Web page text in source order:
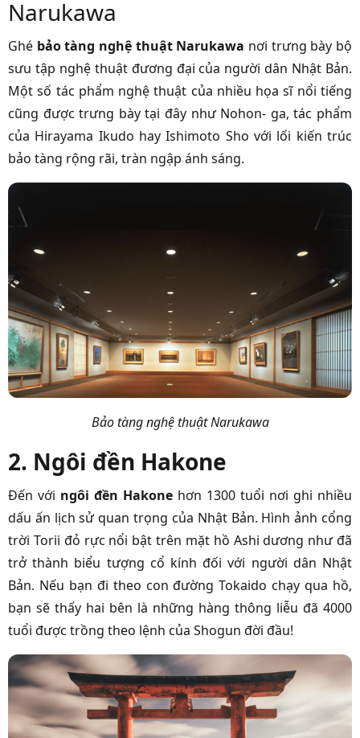
Narukawa
Ghé bảo tàng nghệ thuật Narukawa nơi trưng bày bộ
sưu tập nghệ thuật đương đại của người dân Nhật Bản.
Một số tác phẩm nghệ thuật của nhiều họa sĩ nổi tiếng
cũng được trưng bày tại đây như Nohon- ga, tác phẩm
của Hirayama Ikudo hay Ishimoto Sho với lối kiến trúc
bảo tàng rộng rãi, tràn ngập ánh sáng.
Bảo tàng nghệ thuật Narukawa
2. Ngôi đền Hakone
Đến với ngôi đền Hakone hơn 1300 tuổi nơi ghi nhiều
dấu ấn lịch sử quan trọng của Nhật Bản. Hình ảnh cổng
trời Torii đỏ rực nổi bật trên mặt hồ Ashi dương như đã
trở thành biểu tượng cổ kính đối với người dân Nhật
Bản. Nếu bạn đi theo con đường Tokaido chạy qua hồ,
bạn sẽ thấy hai bên là những hàng thông liễu đã 4000
tuổi được trồng theo lệnh của Shogun đời đầu!